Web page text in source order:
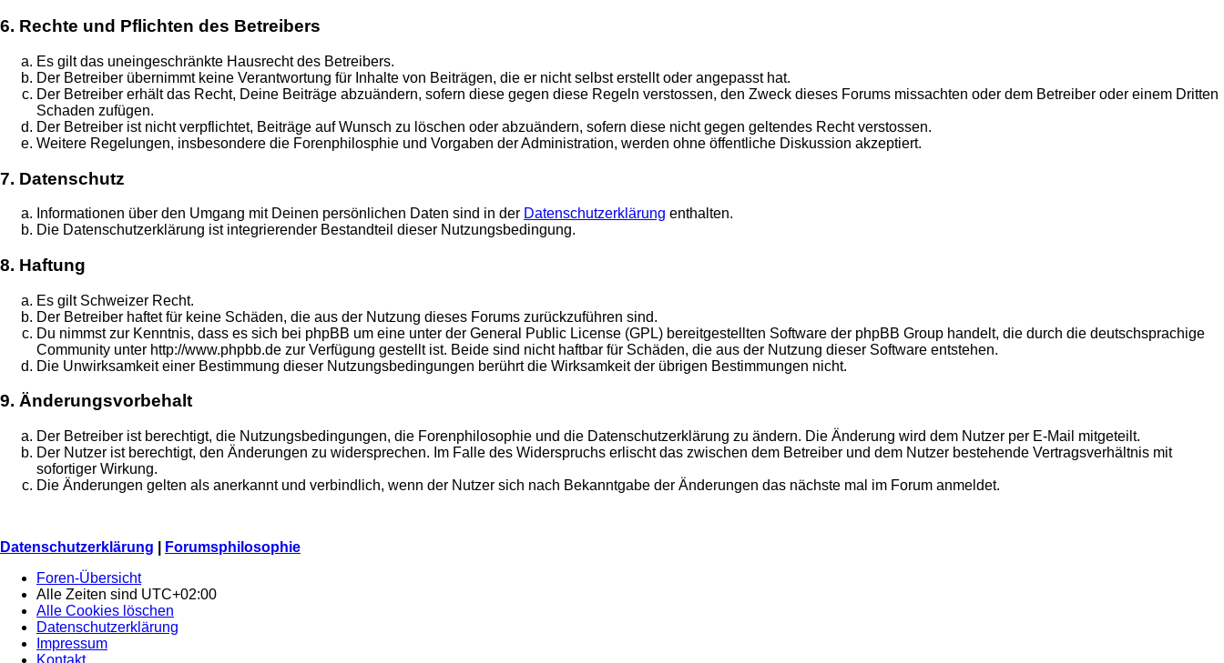
6. Rechte und Pflichten des Betreibers
Es gilt das uneingeschränkte Hausrecht des Betreibers.
Der Betreiber übernimmt keine Verantwortung für Inhalte von Beiträgen, die er nicht selbst erstellt oder angepasst hat.
Der Betreiber erhält das Recht, Deine Beiträge abzuändern, sofern diese gegen diese Regeln verstossen, den Zweck dieses Forums missachten oder dem Betreiber oder einem Dritten
Schaden zufügen.
Der Betreiber ist nicht verpflichtet, Beiträge auf Wunsch zu löschen oder abzuändern, sofern diese nicht gegen geltendes Recht verstossen.
Weitere Regelungen, insbesondere die Forenphilosphie und Vorgaben der Administration, werden ohne öffentliche Diskussion akzeptiert.
7. Datenschutz
Informationen über den Umgang mit Deinen persönlichen Daten sind in der Datenschutzerklärung enthalten.
Die Datenschutzerklärung ist integrierender Bestandteil dieser Nutzungsbedingung.
8. Haftung
Es gilt Schweizer Recht.
Der Betreiber haftet für keine Schäden, die aus der Nutzung dieses Forums zurückzuführen sind.
Du nimmst zur Kenntnis, dass es sich bei phpBB um eine unter der General Public License (GPL) bereitgestellten Software der phpBB Group handelt, die durch die deutschsprachige
Community unter http://www.phpbb.de zur Verfügung gestellt ist. Beide sind nicht haftbar für Schäden, die aus der Nutzung dieser Software entstehen.
Die Unwirksamkeit einer Bestimmung dieser Nutzungsbedingungen berührt die Wirksamkeit der übrigen Bestimmungen nicht.
9. Änderungsvorbehalt
Der Betreiber ist berechtigt, die Nutzungsbedingungen, die Forenphilosophie und die Datenschutzerklärung zu ändern. Die Änderung wird dem Nutzer per E-Mail mitgeteilt.
Der Nutzer ist berechtigt, den Änderungen zu widersprechen. Im Falle des Widerspruchs erlischt das zwischen dem Betreiber und dem Nutzer bestehende Vertragsverhältnis mit
sofortiger Wirkung.
Die Änderungen gelten als anerkannt und verbindlich, wenn der Nutzer sich nach Bekanntgabe der Änderungen das nächste mal im Forum anmeldet.
Datenschutzerklärung
Forumsphilosophie
Foren-Übersicht
Alle Zeiten sind UTC+02:00
Alle Cookies löschen
Datenschutzerklärung
Impressum
Kontakt